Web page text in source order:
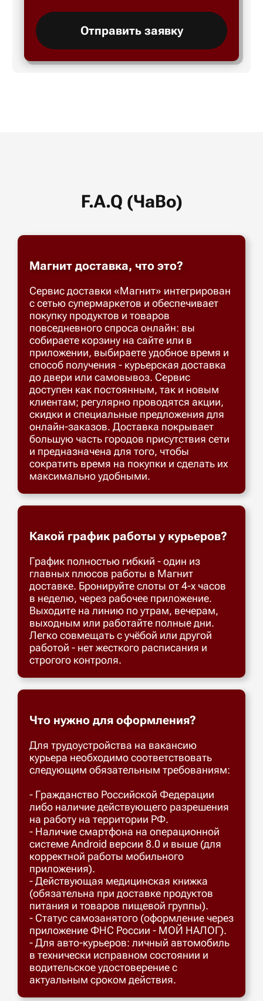
Отправить заявку
F.A.Q (ЧаВо)
Магнит доставка, что это?
Сервис доставки «Магнит» интегрирован
с сетью супермаркетов и обеспечивает
покупку продуктов и товаров
повседневного спроса онлайн: вы
собираете корзину на сайте или в
приложении, выбираете удобное время и
способ получения - курьерская доставка
до двери или самовывоз. Сервис
доступен как постоянным, так и новым
клиентам; регулярно проводятся акции,
скидки и специальные предложения для
онлайн-заказов. Доставка покрывает
большую часть городов присутствия сети
и предназначена для того, чтобы
сократить время на покупки и сделать их
максимально удобными.
Какой график работы у курьеров?
График полностью гибкий - один из
главных плюсов работы в Магнит
доставке. Бронируйте слоты от 4-х часов
в неделю, через рабочее приложение.
Выходите на линию по утрам, вечерам,
выходным или работайте полные дни.
Легко совмещать с учёбой или другой
работой - нет жесткого расписания и
строгого контроля.
Что нужно для оформления?
Для трудоустройства на вакансию
курьера необходимо соответствовать
следующим обязательным требованиям:
- Гражданство Российской Федерации
либо наличие действующего разрешения
на работу на территории РФ.
- Наличие смартфона на операционной
системе Android версии 8.0 и выше (для
корректной работы мобильного
приложения).
- Действующая медицинская книжка
(обязательна при доставке продуктов
питания и товаров пищевой группы).
- Статус самозанятого (оформление через
приложение ФНС России - МОЙ НАЛОГ).
- Для авто-курьеров: личный автомобиль
в технически исправном состоянии и
водительское удостоверение с
актуальным сроком действия.